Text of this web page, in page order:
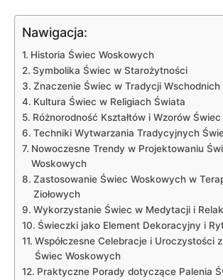
Nawigacja:
Historia Świec Woskowych
Symbolika Świec w Starożytności
Znaczenie Świec w ​Tradycji Wschodnich
Kultura ⁣Świec w Religiach Świata
Różnorodność Kształtów i Wzorów
Techniki Wytwarzania Tradycyjnych‍
Nowoczesne Trendy ​w ⁤Projektowaniu
Woskowych
Zastosowanie Świec Woskowych ⁢w‌
Ziołowych
Wykorzystanie Świec w Medytacji i
Świeczki jako Element Dekoracyjny i
Współczesne Celebracje i Uroczystości
Świec Woskowych
Praktyczne Porady ‍dotyczące Palenia